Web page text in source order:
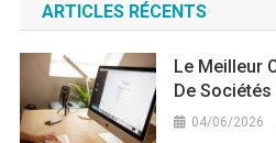
ARTICLES RÉCENTS
Le Meilleur
De
04/06/2026